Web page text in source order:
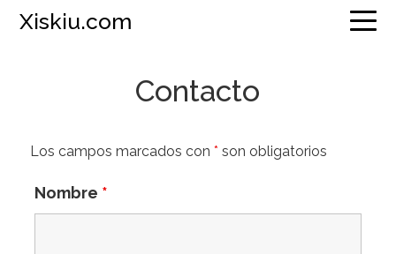
Saltar
Saltar
Saltar
Xiskiu.com
Contacto
Los campos marcados con * son obligatorios
Nombre *